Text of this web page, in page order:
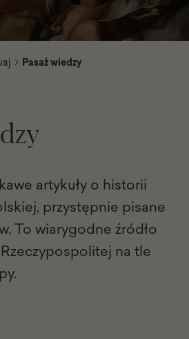
Pasaż wiedzy
artykuły o historii
przystępnie pisane
To wiarygodne źródło
na tle